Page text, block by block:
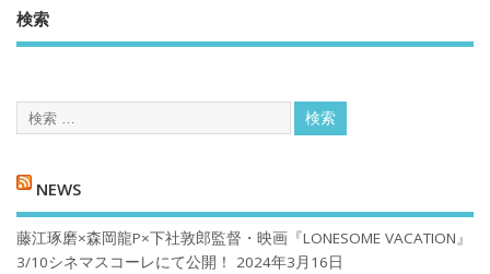
検索
NEWS
藤江琢磨×森岡龍P×下社敦郎監督・映画『LONESOME VACATION』
3/10シネマスコーレにて公開！
2024年3月16日